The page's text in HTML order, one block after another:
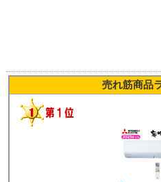
売れ筋商品